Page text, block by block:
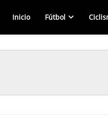
Inicio Fútbol